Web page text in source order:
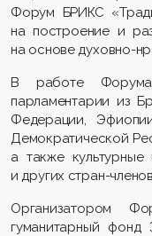
Форум БРИКС
на построение и
на основе духовно-
В работе Форума
парламентарии из
Федерации,
Демократической
а также
и других стран-
Организатором
гуманитарный